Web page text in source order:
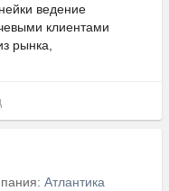
ведение
клиентами
рынка,
Атлантика